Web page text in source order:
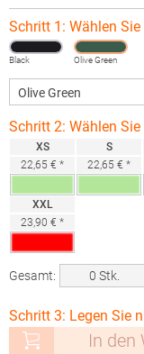
Schritt 1: Wählen Sie
Black Olive Green
Schritt 2: Wählen
XS
22,65 € *
S
22,65 € *
XXL
23,90 € *
Gesamt: 0 Stk.
Schritt 3: Legen Sie
In den